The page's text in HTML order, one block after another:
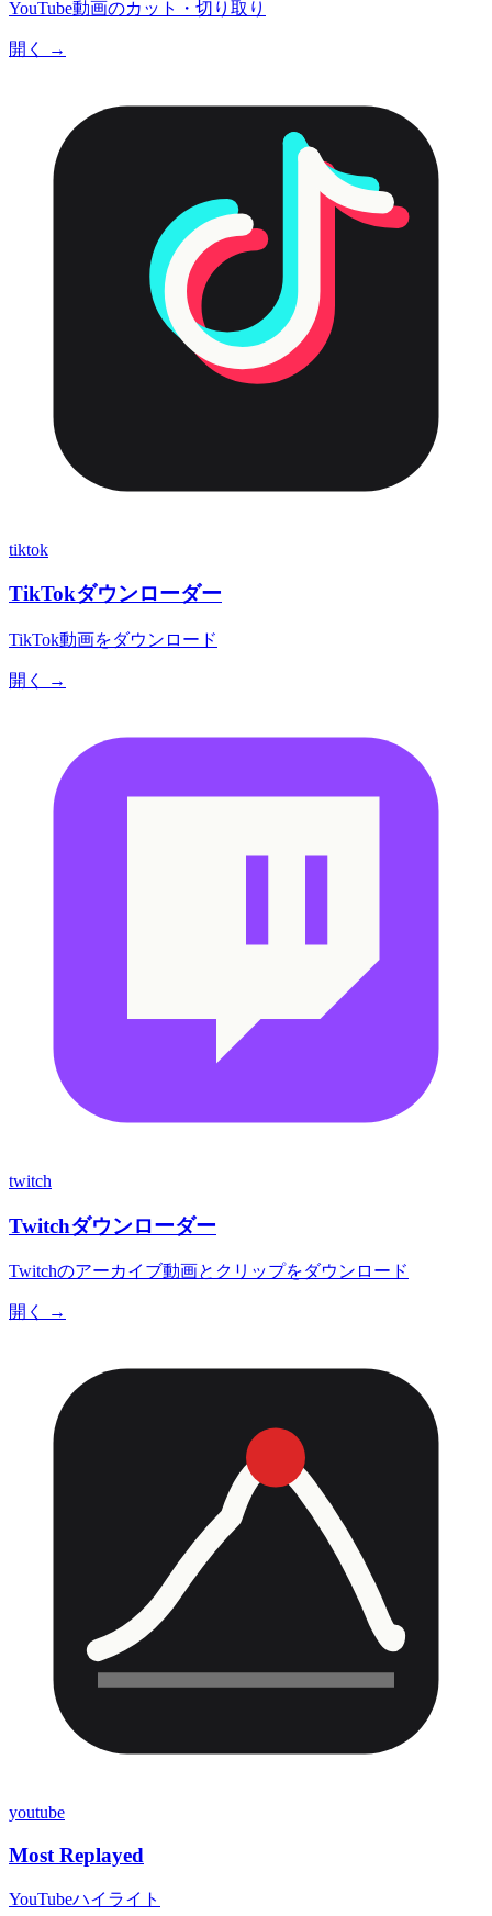
YouTube動画のカット・切り取り
開く →
tiktok
TikTokダウンローダー
TikTok動画をダウンロード
開く →
twitch
Twitchダウンローダー
Twitchのアーカイブ動画とクリップをダウンロード
開く →
youtube
Most Replayed
YouTubeハイライト